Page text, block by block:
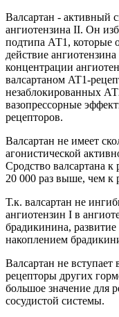
Валсартан - активный
ангиотензина II. Он
подтипа АТ1, которые
действие
концентрации
валсартаном AT1-
незаблокированных
вазопрессорные
рецепторов.
Валсартан не имеет
агонистической
Сродство валсартана
20 000 раз выше, чем к
Т.к. валсартан не
ангиотензин I в
брадикинина,
накоплением
Валсартан не вступает
рецепторы других
большое значение для
сосудистой системы.